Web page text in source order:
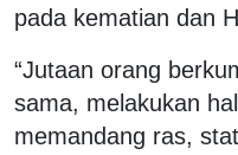
pada kematian dan
“Jutaan orang
sama, melakukan
memandang ras,